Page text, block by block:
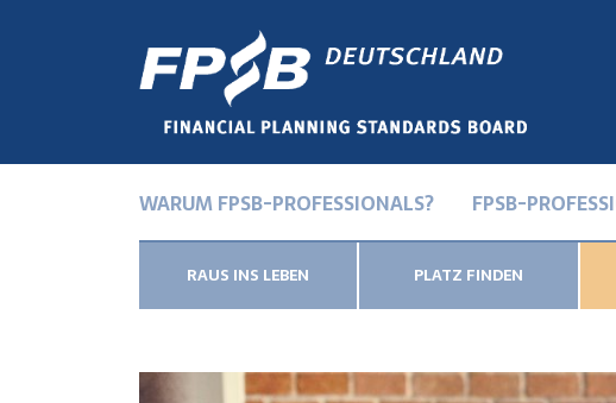
WARUM FPSB-PROFESSIONALS? FPSB-
RAUS INS LEBEN PLATZ FINDEN